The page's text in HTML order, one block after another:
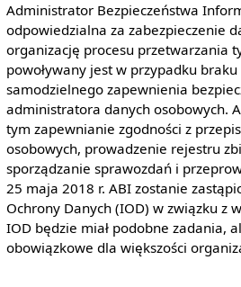
Administrator Bezpieczeństwa
odpowiedzialna za zabezpieczenie
organizację procesu przetwarzania
powoływany jest w przypadku
samodzielnego zapewnienia
administratora danych osobowych.
tym zapewnianie zgodności z
osobowych, prowadzenie rejestru
sporządzanie sprawozdań i
25 maja 2018 r. ABI zostanie
Ochrony Danych (IOD) w związku z
IOD będzie miał podobne zadania,
obowiązkowe dla większości